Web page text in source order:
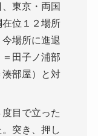
東京・両国
位１２場所
場所に進退
田子ノ浦部
部屋）と対
目で立った
突き、押し